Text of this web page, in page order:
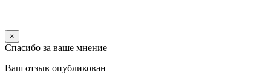
×
Спасибо за ваше мнение
Ваш отзыв опубликован